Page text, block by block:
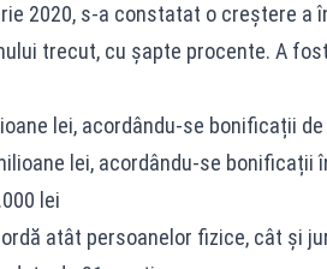
2020, s-a constatat o creștere
trecut, cu șapte procente. A
lei, acordându-se bonificații de
lei, acordându-se bonificații
lei
atât persoanelor fizice, cât și